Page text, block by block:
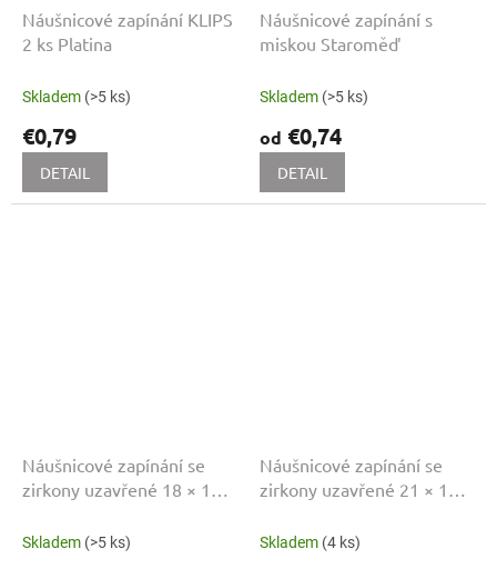
Náušnicové zapínání KLIPS
2 ks Platina
Skladem (>5 ks)
€0,79
DETAIL
Náušnicové zapínání s
miskou Staroměď
Skladem (>5 ks)
od €0,74
DETAIL
Náušnicové zapínání se
zirkony uzavřené 18 × 11
Skladem (>5 ks)
Náušnicové zapínání se
zirkony uzavřené 21 × 12
Skladem (4 ks)